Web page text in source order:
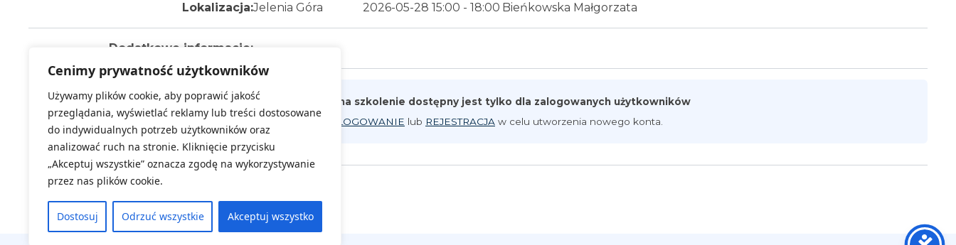
Cenimy prywatność użytkowników
Używamy plików cookie, aby poprawić jakość
przeglądania, wyświetlać reklamy lub treści dostosowane
do indywidualnych potrzeb użytkowników oraz
analizować ruch na stronie. Kliknięcie przycisku
„Akceptuj wszystkie” oznacza zgodę na wykorzystywanie
przez nas plików cookie.
Dostosuj Odrzuć wszystkie Akceptuj wszystko
Lokalizacja:Jelenia Góra 2026-05-28 15:00 - 18:00 Bieńkowska Małgorzata
Dodatkowe informacje:
Wybierz termin:
Zapis na szkolenie dostępny jest tylko dla zalogowanych użytkowników
LOGOWANIE lub REJESTRACJA w celu utworzenia nowego konta.